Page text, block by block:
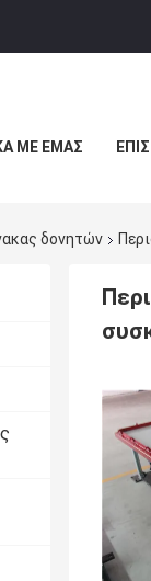
ΜΕ ΕΜΆΣ
δονητών